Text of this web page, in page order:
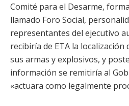
Comité para el Desarme,
llamado Foro Social,
representantes del ejecutivo
recibiría de ETA la
sus armas y explosivos, y
información se remitiría al
«actuara como legalmente